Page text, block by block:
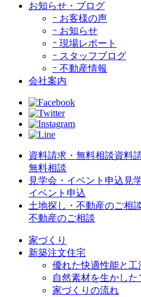
お知らせ・ブログ
ｰ お客様の声
ｰ お知らせ
ｰ 現場レポート
ｰ スタッフブログ
ｰ 不動産情報
会社案内
資料請求・無料相談資料
無料相談
見学会・イベント申込 見
イベント申込
土地探し・不動産のご相
不動産のご相談
家づくり
新築注文住宅
優れた快適性能と工
自然素材を生かし
家づくりの流れ